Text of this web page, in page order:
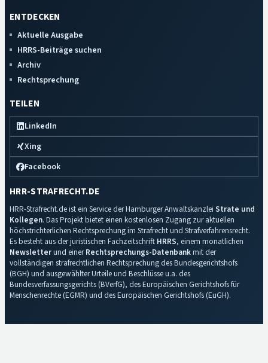
ENTDECKEN
Aktuelle Ausgabe
HRRS-Beiträge suchen
Archiv
Rechtsprechung
TEILEN
LinkedIn
Xing
Facebook
HRR-STRAFRECHT.DE
HRR-Strafrecht.de ist ein Service der Hamburger Anwaltskanzlei Strate und
Kollegen. Das Projekt bietet einen kostenlosen Zugang zur aktuellen
höchstrichterlichen Rechtsprechung im Strafrecht und Strafverfahrensrecht.
Es besteht aus der juristischen Fachzeitschrift HRRS, einem monatlichen
Newsletterund einerRechtsprechungs-Datenbankmit der
vollständigen strafrechtlichen Rechtsprechung des Bundesgerichtshofs
(BGH) und ausgewählter Urteile und Beschlüsse u.a. des
Bundesverfassungsgerichts (BVerfG), des Europäischen Gerichtshofs für
Menschenrechte (EGMR) und des Europäischen Gerichtshofs (EuGH).